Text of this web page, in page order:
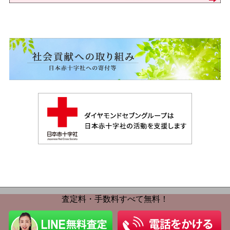
査定料・手数料すべて無料！